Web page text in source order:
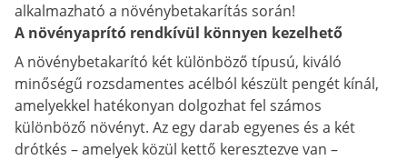
alkalmazható a növénybetakarítás során!
A növényaprító rendkívül könnyen kezelhető
A növénybetakarító két különböző típusú, kiváló
minőségű rozsdamentes acélból készült pengét kínál,
amelyekkel hatékonyan dolgozhat fel számos
különböző növényt. Az egy darab egyenes és a két
drótkés – amelyek közül kettő keresztezve van –